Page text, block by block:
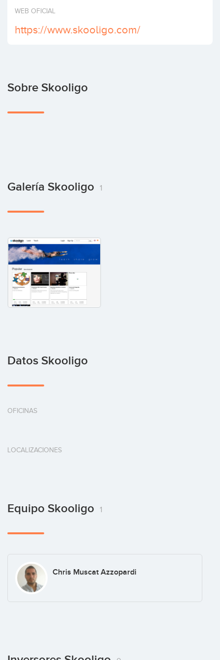
Invertir
WEB OFICIAL
https://www.skooligo.com/
Sobre Skooligo
Galería Skooligo 1
Datos Skooligo
OFICINAS
LOCALIZACIONES
Equipo Skooligo 1
Chris Muscat Azzopardi